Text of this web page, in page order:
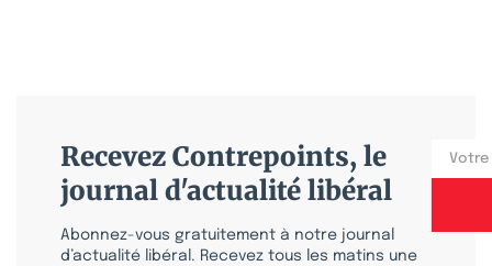
Recevez Contrepoints, le
journal d'actualité libéral
Abonnez-vous gratuitement à notre journal
d’actualité libéral. Recevez tous les matins une